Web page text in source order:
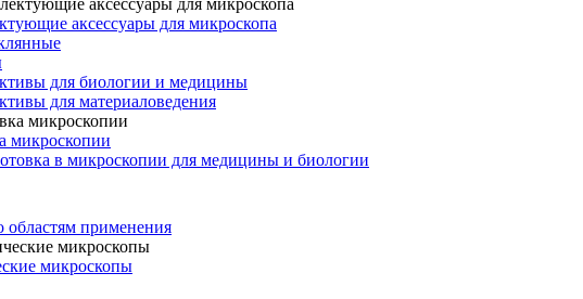
аксессуары для микроскопа
для биологии и медицины
для материаловедения
микроскопии
в микроскопии для медицины и биологии
областям применения
микроскопы